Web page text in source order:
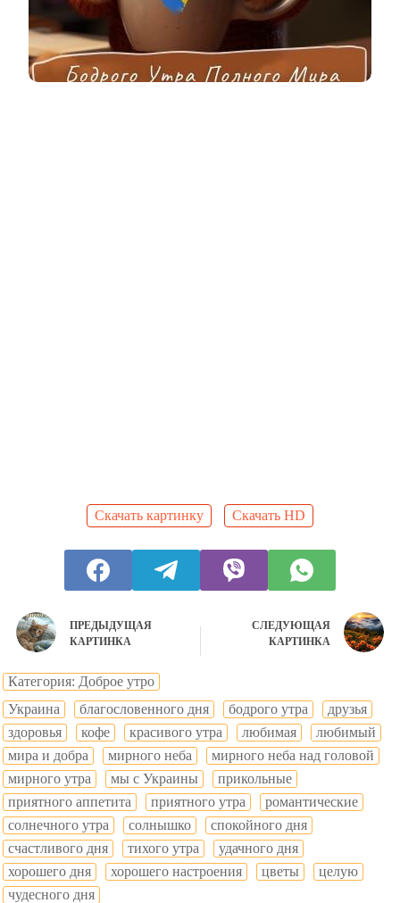
Скачать картинку Скачать HD
ПРЕДЫДУЩАЯ
КАРТИНКА
СЛЕДУЮЩАЯ
КАРТИНКА
Категория: Доброе утро
Украина
благословенного дня бодрого утра
друзья
здоровья
кофе красивого утра любимая
любимый
мира и добра
мирного неба
мирного неба над головой
мирного утра
мы с Украины
прикольные
приятного аппетита
приятного утра
романтические
солнечного утра
солнышко
спокойного дня
счастливого дня
тихого утра
удачного дня
хорошего дня
хорошего настроения цветы
целую
чудесного дня